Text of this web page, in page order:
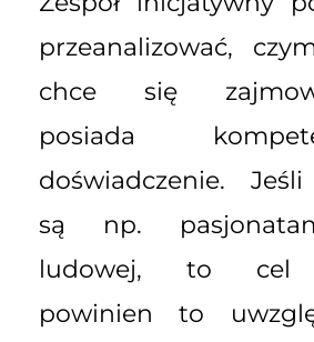
przeanalizować,
chce się
posiada
doświadczenie. Jeśli
są np.
ludowej, to cel
powinien to